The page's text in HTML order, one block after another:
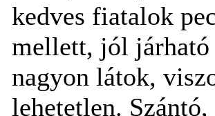
kedves fiatalok
mellett, jól
nagyon látok,
lehetetlen.